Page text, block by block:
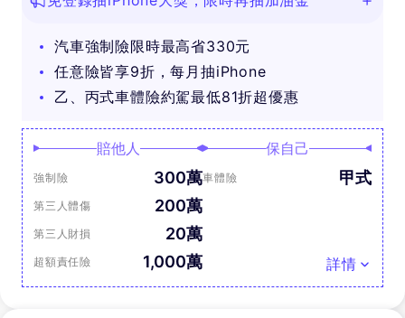
汽車強制險限時最高省330元
任意險皆享9折，每月抽iPhone
乙、丙式車體險約駕最低81折超優惠
賠他人
強制險 300萬
第三人體傷 200萬
第三人財損 20萬
超額責任險 1,000萬
保自己
車體險 甲式
詳情